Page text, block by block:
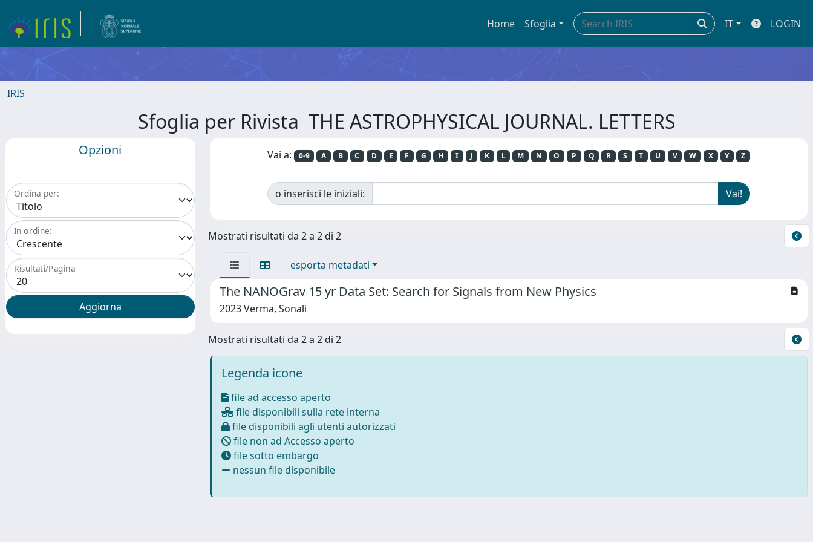
Home Sfoglia IT LOGIN
IRIS
Sfoglia per Rivista THE ASTROPHYSICAL JOURNAL. LETTERS
Opzioni
Ordina per:
In ordine:
Risultati/Pagina
Vai a: 0-9 A B C D E F G H I J K L M N O P Q R S T U V W X Y Z
o inserisci le iniziali:
Mostrati risultati da 2 a 2 di 2
esporta metadati
The NANOGrav 15 yr Data Set: Search for Signals from New Physics
2023 Verma, Sonali
Mostrati risultati da 2 a 2 di 2
Legenda icone
file ad accesso aperto
file disponibili sulla rete interna
file disponibili agli utenti autorizzati
file non ad Accesso aperto
file sotto embargo
nessun file disponibile